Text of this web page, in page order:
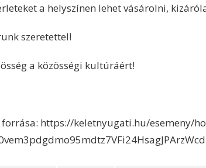
a helyszínen lehet vásárolni,
szeretettel!
a közösségi kultúráért!
https://keletnyugati.hu/esemeny/